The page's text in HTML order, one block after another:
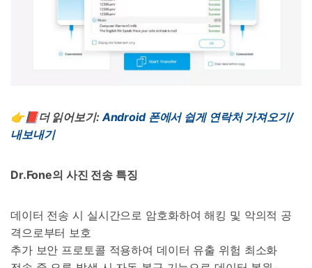
👉📕더 읽어보기:Android 폰에서 쉽게 연락처 가져오기/
내보내기
Dr.Fone의 사진 전송 특징
데이터 전송 시 실시간으로 암호화하여 해킹 및 악의적 공
격으로부터 보호
추가 보안 프로토콜 적용하여 데이터 유출 위험 최소화